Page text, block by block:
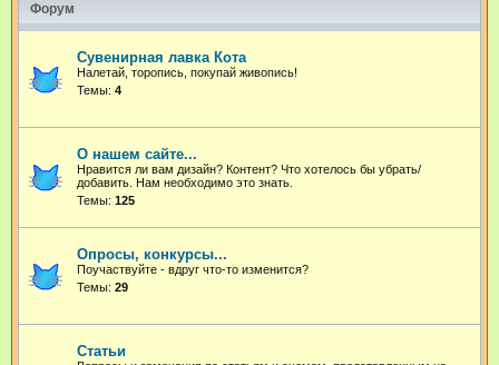
Форум
Сувенирная лавка Кота
Налетай, торопись, покупай живопись!
Темы: 4
О нашем сайте...
Нравится ли вам дизайн? Контент? Что хотелось бы убрать/
добавить. Нам необходимо это знать.
Темы: 125
Опросы, конкурсы...
Поучаствуйте - вдруг что-то изменится?
Темы: 29
Статьи